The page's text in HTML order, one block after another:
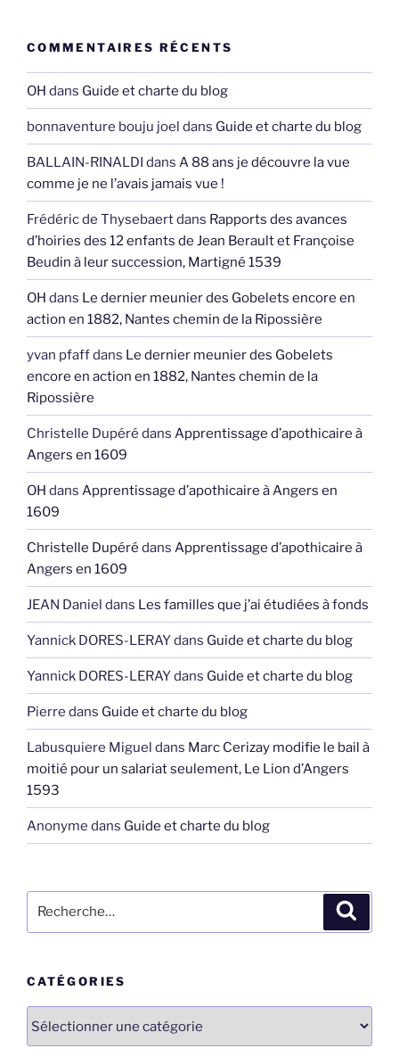
COMMENTAIRES RÉCENTS
OH dans Guide et charte du blog
bonnaventure bouju joel dans Guide et charte du blog
BALLAIN-RINALDI dans A 88 ans je découvre la vue
comme je ne l’avais jamais vue !
Frédéric de Thysebaertdans Rapports des avances
d’hoiries des 12 enfants de Jean Berault et Françoise
Beudin à leur succession, Martigné 1539
OH dans Le dernier meunier des Gobelets encore en
action en 1882, Nantes chemin de la Ripossière
yvan pfaffdans Le dernier meunier des Gobelets
encore en action en 1882, Nantes chemin de la
Ripossière
Christelle Dupéré dans Apprentissage d’apothicaire à
Angers en 1609
OH dans Apprentissage d’apothicaire à Angers en
1609
Christelle Dupéré dans Apprentissage d’apothicaire à
Angers en 1609
JEAN Daniel dans Les familles que j’ai étudiées à fonds
Yannick DORES-LERAYdans Guide et charte du blog
Yannick DORES-LERAYdans Guide et charte du blog
Pierre dans Guide et charte du blog
Labusquiere Miguel dans Marc Cerizay modifie le bail à
moitié pour un salariat seulement, Le Lion d’Angers
1593
Anonyme dans Guide et charte du blog
pour
CATÉGORIES